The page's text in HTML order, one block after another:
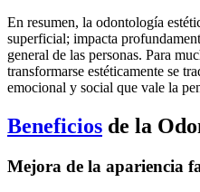
En resumen, la odontología
superficial; impacta
general de las personas. Para
transformarse estéticamente se
emocional y social que vale la
Beneficios de la
Mejora de la apariencia